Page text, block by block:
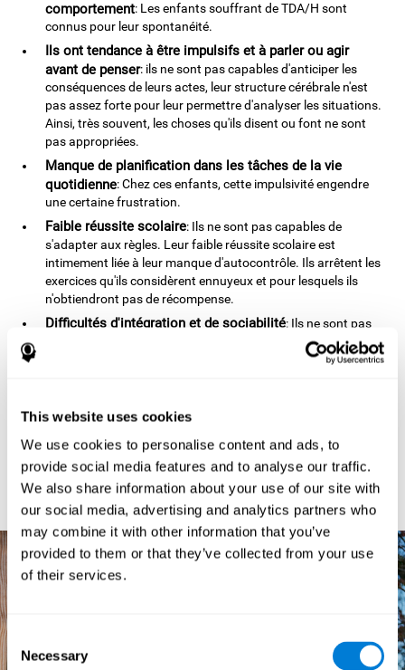
This website uses cookies
We use cookies to personalise content and ads, to
provide social media features and to analyse our traffic.
We also share information about your use of our site with
our social media, advertising and analytics partners who
may combine it with other information that you’ve
provided to them or that they’ve collected from your use
of their services.
Consent
Selection
Necessary
comportement: Les enfants souffrant de TDA/H sont
connus pour leur spontanéité.
Ils ont tendance à être impulsifs et à parler ou agir
avant de penser: ils ne sont pas capables d'anticiper les
conséquences de leurs actes, leur structure cérébrale n'est
pas assez forte pour leur permettre d'analyser les situations.
Ainsi, très souvent, les choses qu'ils disent ou font ne sont
pas appropriées.
Manque de planification dans les tâches de la vie
quotidienne: Chez ces enfants, cette impulsivité engendre
une certaine frustration.
Faible réussite scolaire: Ils ne sont pas capables de
s'adapter aux règles. Leur faible réussite scolaire est
intimement liée à leur manque d'autocontrôle. Ils arrêtent les
exercices qu'ils considèrent ennuyeux et pour lesquels ils
n'obtiendront pas de récompense.
Difficultés d'intégration et de sociabilité: Ils ne sont pas
empathiques et ont du mal à interpréter les expressions
faciales (sourire, visage énervé, etc.). Ils sont souvent
Très mauvais perdants aux jeux et sports
se disputent facilement car leur cerveau est incapable
d'analyser la situation et d'anticiper les conséquences.
Ils peuvent se mettre en danger
: Ils ne sont pas conscients
de la menace et de la dangerosité de leurs actes.